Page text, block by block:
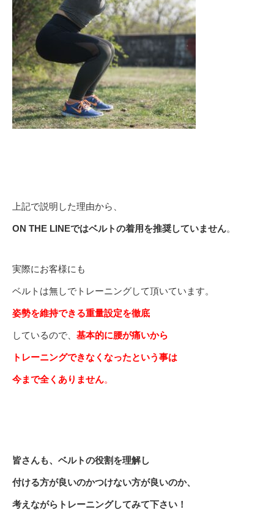
上記で説明した理由から、
ON THE LINEではベルトの着用を推奨していません。
実際にお客様にも
ベルトは無しでトレーニングして頂いています。
姿勢を維持できる重量設定を徹底
しているので、 基本的に腰が痛いから
トレーニングできなくなったという事は
今まで全くありません。
皆さんも、ベルトの役割を理解し
付ける方が良いのかつけない方が良いのか、
考えながらトレーニングしてみて下さい！